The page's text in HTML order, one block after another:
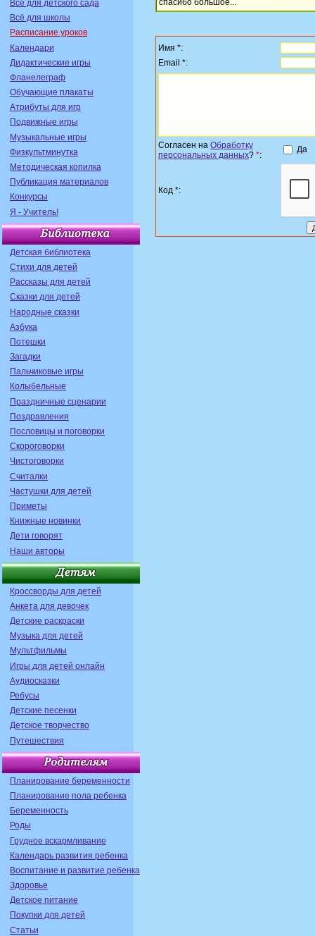
Всё для детского сада
Всё для школы
Расписание уроков
Календари
Дидактические игры
Фланелеграф
Обучающие плакаты
Атрибуты для игр
Подвижные игры
Музыкальные игры
Физкультминутка
Методическая копилка
Публикация материалов
Конкурсы
Я - Учитель!
Детская библиотека
Стихи для детей
Рассказы для детей
Сказки для детей
Народные сказки
Азбука
Потешки
Загадки
Пальчиковые игры
Колыбельные
Праздничные сценарии
Поздравления
Пословицы и поговорки
Скороговорки
Чистоговорки
Считалки
Частушки для детей
Приметы
Книжные новинки
Дети говорят
Наши авторы
Кроссворды для детей
Анкета для девочек
Детские раскраски
Музыка для детей
Мультфильмы
Игры для детей онлайн
Аудиосказки
Ребусы
Детские песенки
Детское творчество
Путешествия
Планирование беременности
Планирование пола ребенка
Беременность
Роды
Грудное вскармливание
Календарь развития ребенка
Воспитание и развитие ребенка
Здоровье
Детское питание
Покупки для детей
Статьи
спасибо большое...
Имя *:
Email *:
Согласен на Обработку
персональных данных? *:
Да
Код *: